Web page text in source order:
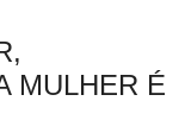
MULHER É